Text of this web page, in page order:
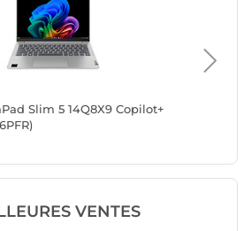
Slim 5 14Q8X9 Copilot+
VENTES